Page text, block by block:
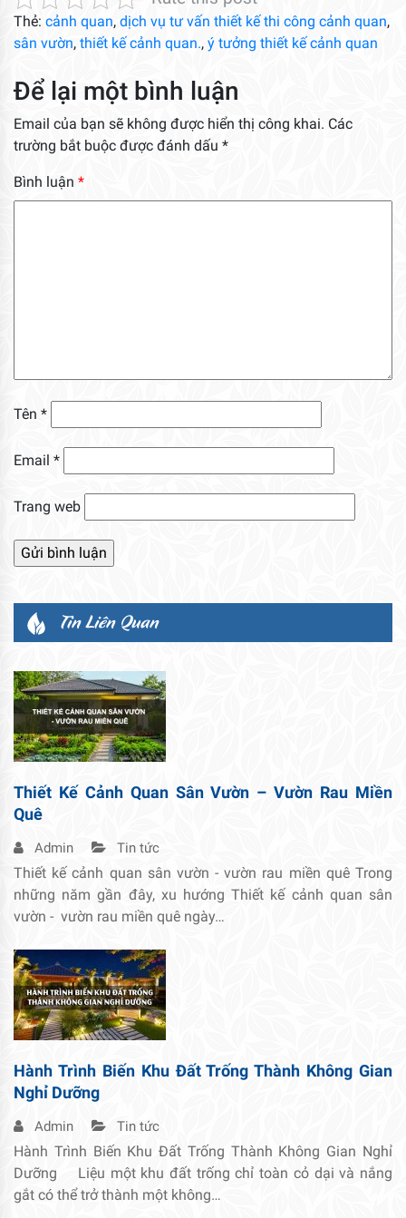
Thẻ: cảnh quan, dịch vụ tư vấn thiết kế thi công cảnh quan,
sân vườn, thiết kế cảnh quan., ý tưởng thiết kế cảnh quan
Để lại một bình luận
Email của bạn sẽ không được hiển thị công khai. Các
trường bắt buộc được đánh dấu *
Bình luận *
Tên *
Email *
Trang web
Tin Liên Quan
Thiết Kế Cảnh Quan Sân Vườn – Vườn Rau Miền
Quê
Admin Tin tức
Thiết kế cảnh quan sân vườn - vườn rau miền quê Trong
những năm gần đây, xu hướng Thiết kế cảnh quan sân
vườn - vườn rau miền quê ngày…
Hành Trình Biến Khu Đất Trống Thành Không Gian
Nghỉ Dưỡng
Admin Tin tức
Hành Trình Biến Khu Đất Trống Thành Không Gian Nghỉ
Dưỡng Liệu một khu đất trống chỉ toàn cỏ dại và nắng
gắt có thể trở thành một không…